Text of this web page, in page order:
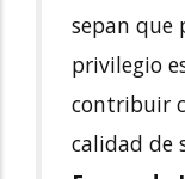
sepan que
privilegio
contribuir
calidad de